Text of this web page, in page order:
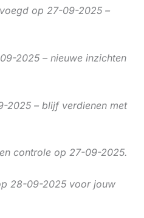
op 27-09-2025 –
2025 – nieuwe inzichten
2025 – blijf verdienen met
controle op 27-09-2025.
28-09-2025 voor jouw